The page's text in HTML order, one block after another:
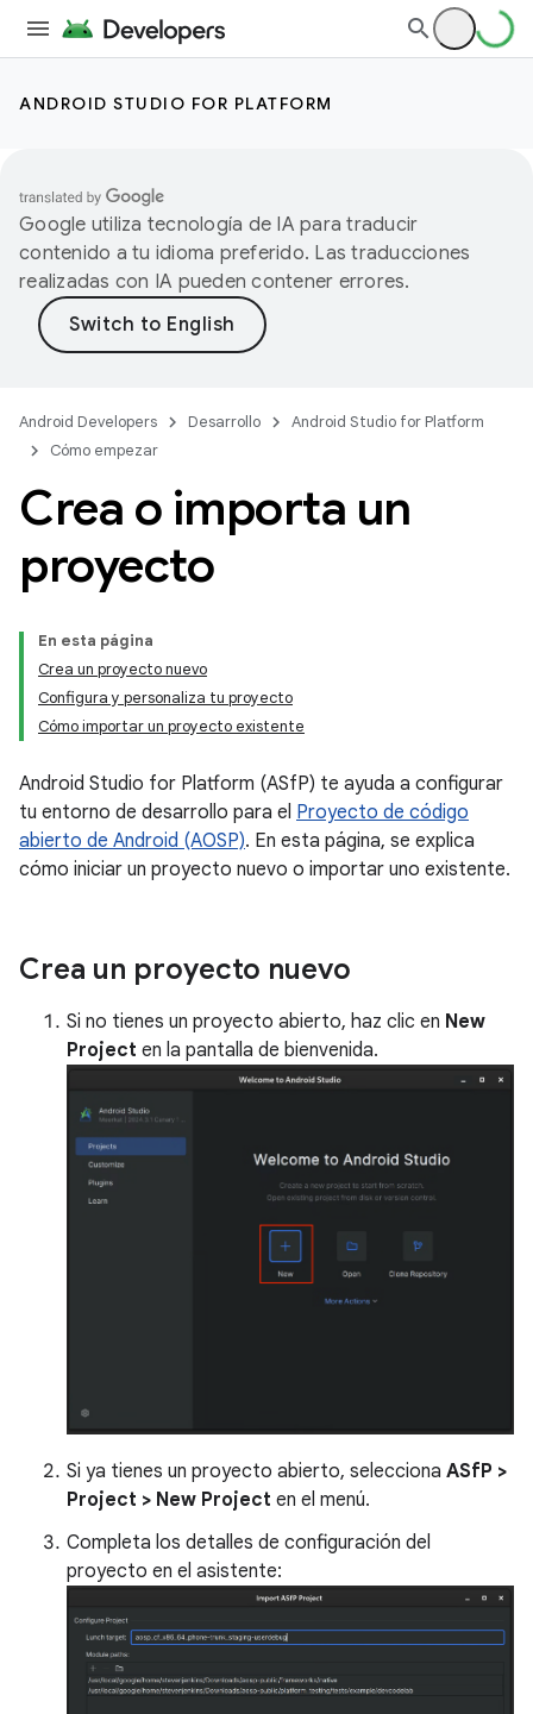
ANDROID STUDIO FOR PLATFORM
Google utiliza tecnología de IA para traducir
contenido a tu idioma preferido. Las traducciones
realizadas con IA pueden contener errores.
Android Developers Desarrollo
Android Studio for Platform
Cómo empezar
Crea o importa un
proyecto
En esta página
Crea un proyecto nuevo
Configura y personaliza tu proyecto
Cómo importar un proyecto existente
Android Studio for Platform (ASfP) te ayuda a configurar
tu entorno de desarrollo para el Proyecto de código
abierto de Android (AOSP). En esta página, se explica
cómo iniciar un proyecto nuevo o importar uno existente.
Crea un proyecto nuevo
Si no tienes un proyecto abierto, haz clic en New
Project en la pantalla de bienvenida.
Si ya tienes un proyecto abierto, selecciona ASfP >
Project > New Project en el menú.
Completa los detalles de configuración del
proyecto en el asistente: